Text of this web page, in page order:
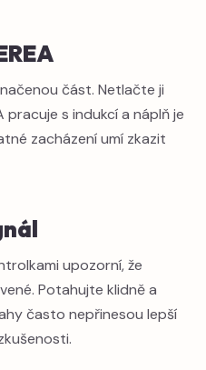
část. Netlačte ji
pracuje s indukcí a náplň je
zacházení umí zkazit
upozorní, že
Potahujte klidně a
často nepřinesou lepší